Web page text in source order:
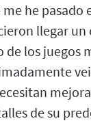
he pasado
llegar
los juegos
de su